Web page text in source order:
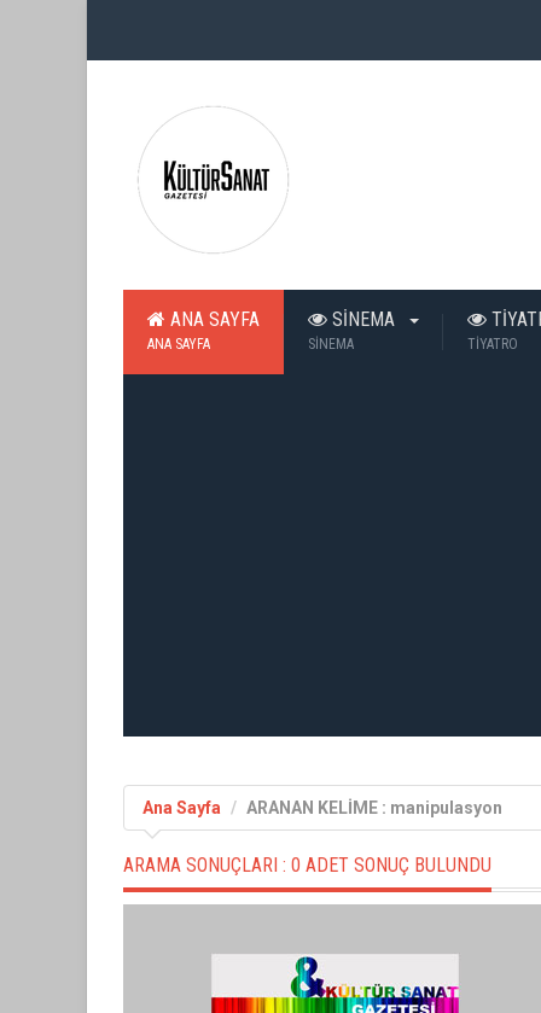
ANA SAYFA
ANA SAYFA
SİNEMA
SİNEMA TİYATRO
Ana Sayfa ARANAN KELİME : manipulasyon
ARAMA SONUÇLARI : 0 ADET SONUÇ BULUNDU